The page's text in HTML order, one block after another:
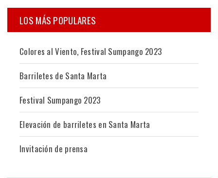
LOS MÁS POPULARES
Colores al Viento, Festival Sumpango 2023
Barriletes de Santa Marta
Festival Sumpango 2023
Elevación de barriletes en Santa Marta
Invitación de prensa